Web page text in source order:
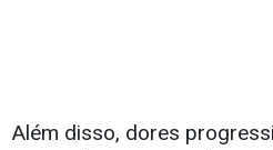
Além disso, dores